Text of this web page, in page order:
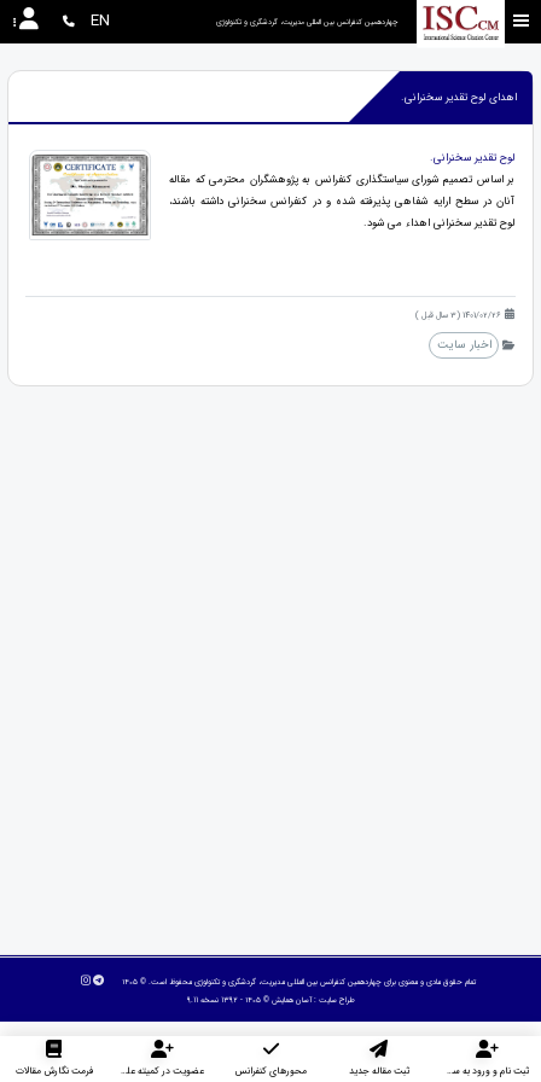
چهاردهمین کنفرانس بین المللی مدیریت، گردشگری و تکنولوژی EN
اهدای لوح تقدیر سخنرانی.
لوح تقدیر سخنرانی.
بر اساس تصمیم شورای سیاستگذاری کنفرانس به پژوهشگران محترمی که مقاله
آنان در سطح ارایه شفاهی پذیرفته شده و در کنفرانس سخنرانی داشته باشند،
لوح تقدیر سخنرانی اهداء می شود.
1401/02/26 (3 سال قبل )
اخبار سایت
تمام حقوق مادی و معنوی برای چهاردهمین کنفرانس بین المللی مدیریت، گردشگری و تکنولوژی محفوظ است. © ۱۴۰۵
طراح سایت :آسان همایش © ۱۴۰۵ - 1392 نسخه 9.11
ثبت نام و ورود به سایت ثبت مقاله جدید محورهای کنفرانس عضویت در کمیته علمی داوران فرمت نگارش مقالات